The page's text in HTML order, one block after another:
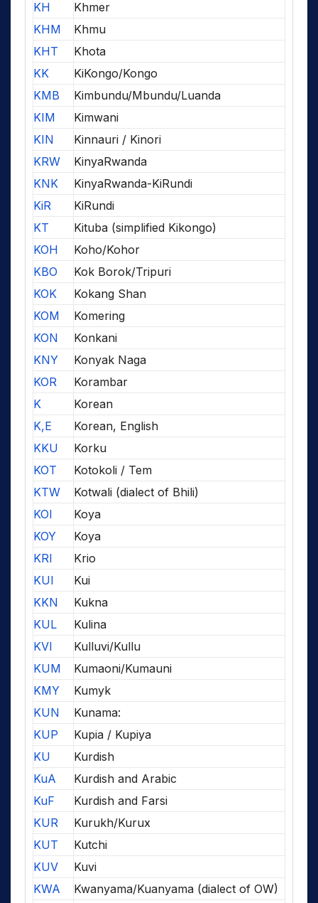
KH
Khmer
KHM
Khmu
KHT
Khota
KK
KiKongo/Kongo
KMB
Kimbundu/Mbundu/Luanda
KIM
Kimwani
KIN
Kinnauri / Kinori
KRW
KinyaRwanda
KNK
KinyaRwanda-KiRundi
KiR
KiRundi
KT
Kituba (simplified Kikongo)
KOH
Koho/Kohor
KBO
Kok Borok/Tripuri
KOK
Kokang Shan
KOM
Komering
KON
Konkani
KNY
Konyak Naga
KOR
Korambar
K
Korean
K,E
Korean, English
KKU
Korku
KOT
Kotokoli / Tem
KTW
Kotwali (dialect of Bhili)
KOI
Koya
KOY
Koya
KRI
Krio
KUI
Kui
KKN
Kukna
KUL
Kulina
KVI
Kulluvi/Kullu
KUM
Kumaoni/Kumauni
KMY
Kumyk
KUN
Kunama:
KUP
Kupia / Kupiya
KU
Kurdish
KuA
Kurdish and Arabic
KuF
Kurdish and Farsi
KUR
Kurukh/Kurux
KUT
Kutchi
KUV
Kuvi
KWA
Kwanyama/Kuanyama (dialect of OW)